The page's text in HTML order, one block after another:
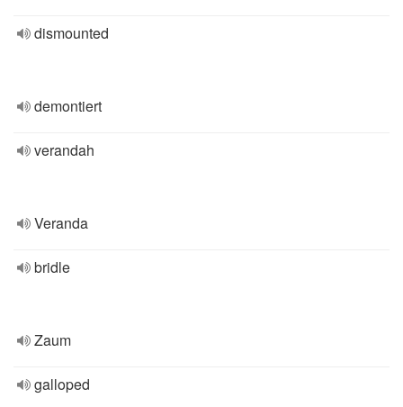
dismounted
demontiert
verandah
Veranda
bridle
Zaum
galloped